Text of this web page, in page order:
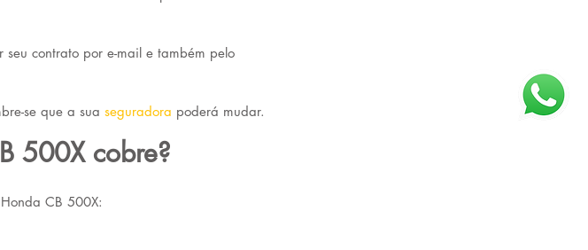
seu contrato por e-mail e também pelo
se que a sua seguradora poderá mudar.
500X cobre?
CB 500X: